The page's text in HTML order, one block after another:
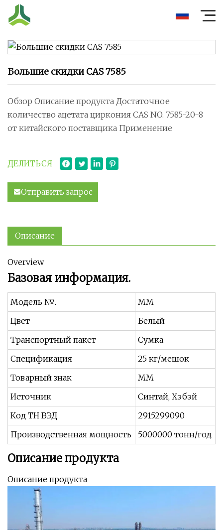
Большие скидки CAS 7585
Обзор Описание продукта Достаточное
количество ацетата циркония CAS NO. 7585-20-8
от китайского поставщика Применение
ДЕЛИТЬСЯ
Отправить запрос
Описание
Overview
Базовая информация.
Модель №.
ММ
Цвет
Белый
Транспортный пакет
Сумка
Спецификация
25 кг/мешок
Товарный знак
ММ
Источник
Синтай, Хэбэй
Код ТН ВЭД
2915299090
Производственная мощность
5000000 тонн/год
Описание продукта
Описание продукта